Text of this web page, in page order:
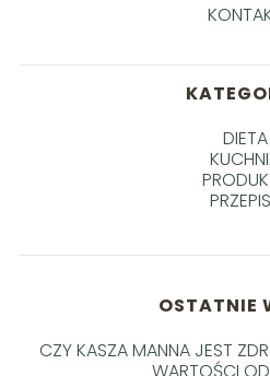
DIETA
OSTATNIE
CZY KASZA MANNA JEST
WARTOŚCI